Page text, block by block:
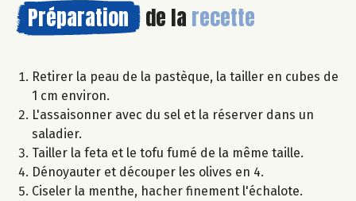
Préparation de la recette
Retirer la peau de la pastèque, la tailler en cubes de
1 cm environ.
L'assaisonner avec du sel et la réserver dans un
saladier.
Tailler la feta et le tofu fumé de la même taille.
Dénoyauter et découper les olives en 4.
Ciseler la menthe, hacher finement l'échalote.